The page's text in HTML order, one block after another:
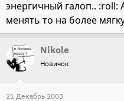
энергичный галоп.. :roll:
менять то на более
Nikole
Новичок
21 Декабрь 2003